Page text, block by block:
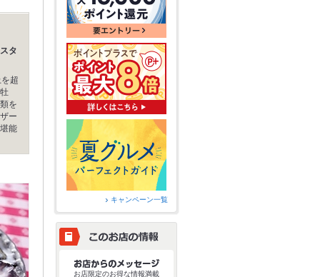
タ
超
を
ー
能
キャンペーン一覧
お店限定のお得な情報満載